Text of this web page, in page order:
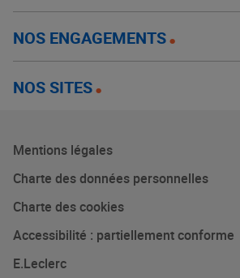
NOS ENGAGEMENTS
NOS SITES
Mentions légales
Charte des données personnelles
Charte des cookies
Accessibilité : partiellement conforme
E.Leclerc